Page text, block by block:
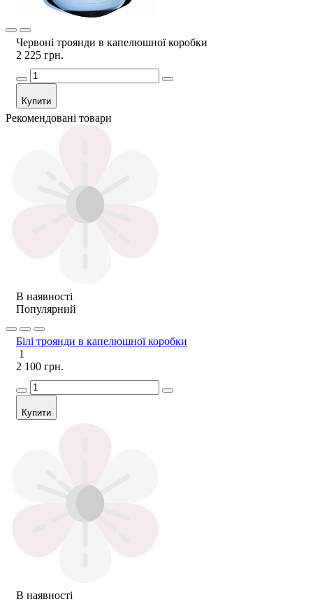
Червоні троянди в капелюшної коробки
2 225 грн.
Купити
Рекомендовані товари
В наявності
Популярний
Білі троянди в капелюшної коробки
1
2 100 грн.
Купити
В наявності